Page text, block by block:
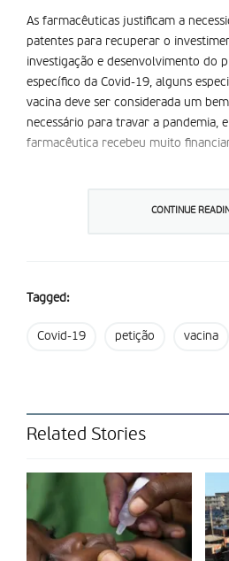
As farmacêuticas justificam a
patentes para recuperar o
investigação e desenvolvimento do
específico da Covid-19, alguns
vacina deve ser considerada um
necessário para travar a pandemia,
farmacêutica recebeu muito
podem impor condições,
Hoen, especialista em patentes de
CONTINUE
Tagged:
Covid-19 petição vacina
Related Stories